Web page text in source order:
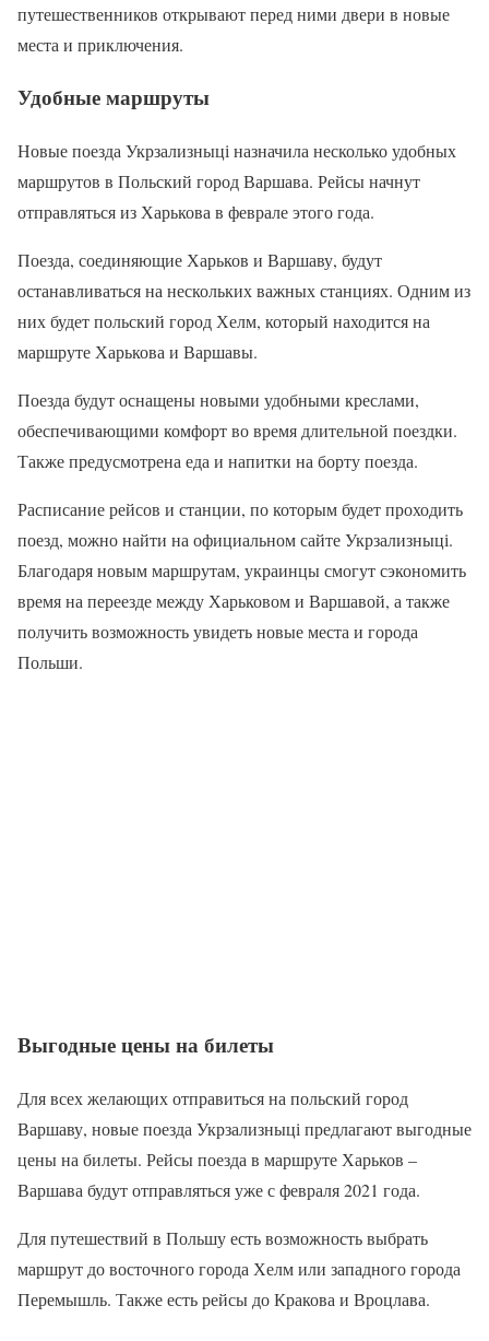
путешественников открывают перед ними двери в новые
места и приключения.
Удобные маршруты
Новые поезда Укрзализныці назначила несколько удобных
маршрутов в Польский город Варшава. Рейсы начнут
отправляться из Харькова в феврале этого года.
Поезда, соединяющие Харьков и Варшаву, будут
останавливаться на нескольких важных станциях. Одним из
них будет польский город Хелм, который находится на
маршруте Харькова и Варшавы.
Поезда будут оснащены новыми удобными креслами,
обеспечивающими комфорт во время длительной поездки.
Также предусмотрена еда и напитки на борту поезда.
Расписание рейсов и станции, по которым будет проходить
поезд, можно найти на официальном сайте Укрзализныці.
Благодаря новым маршрутам, украинцы смогут сэкономить
время на переезде между Харьковом и Варшавой, а также
получить возможность увидеть новые места и города
Польши.
Выгодные цены на билеты
Для всех желающих отправиться на польский город
Варшаву, новые поезда Укрзализныці предлагают выгодные
цены на билеты. Рейсы поезда в маршруте Харьков –
Варшава будут отправляться уже с февраля 2021 года.
Для путешествий в Польшу есть возможность выбрать
маршрут до восточного города Хелм или западного города
Перемышль. Также есть рейсы до Кракова и Вроцлава.